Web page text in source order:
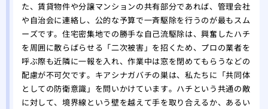
た、賃貸物件や分譲マンションの共有部分であれば、管理会社
や自治会に連絡し、公的な予算で一斉駆除を行うのが最もスム
ーズです。住宅密集地での勝手な自己流駆除は、興奮したハチ
を周囲に散らばらせる「二次被害」を招くため、プロの業者を
呼ぶ際も近隣に一報を入れ、作業中は窓を閉めてもらうなどの
配慮が不可欠です。キアシナガバチの巣は、私たちに「共同体
としての防衛意識」を問いかけています。ハチという共通の敵
に対して、境界線という壁を越えて手を取り合えるか、あるい